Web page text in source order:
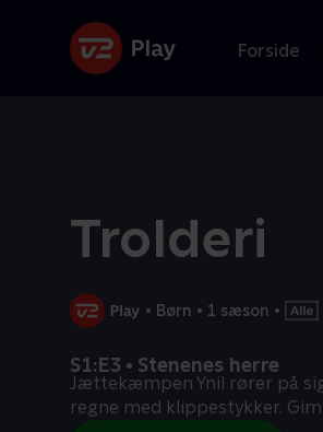
Forside
Trolderi
• Børn • 1 sæson •
S1:E3 • Stenenes herre
Jættekæmpen Ynil rører på
regne med klippestykker.